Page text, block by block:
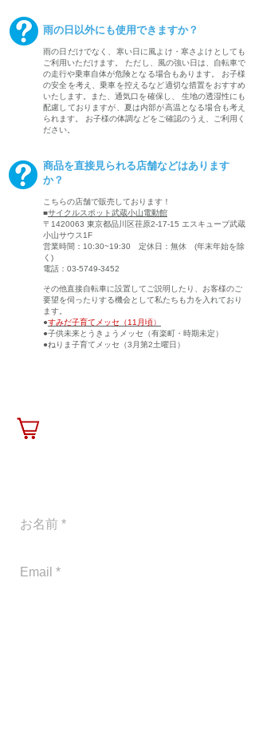
雨の日以外にも使用できますか？
雨の日だけでなく、寒い日に風よけ・寒さよけとしても
ご利用いただけます。 ただし、風の強い日は、自転車で
の走行や乗車自体が危険となる場合もあります。 お子様
の安全を考え、乗車を控えるなど適切な措置をおすすめ
いたします。また、通気口を確保し、 生地の透湿性にも
配慮しておりますが、夏は内部が高温となる場合も考え
られます。 お子様の体調などをご確認のうえ、ご利用く
ださい。
商品を直接見られる店舗などはあります
か？
こちらの店舗で販売しております！
■サイクルスポット武蔵小山電動館
〒1420063 東京都品川区荏原2-17-15 エスキューブ武蔵
小山サウス1F
営業時間：10:30~19:30 定休日：無休 (年末年始を除
く)
電話：03-5749-3452
その他直接自転車に設置してご説明したり、お客様のご
要望を伺ったりする機会として私たちも力を入れており
ます。
●すみだ子育てメッセ（11月頃）
●子供未来とうきょうメッセ（有楽町・時期未定）
●ねりま子育てメッセ（3月第2土曜日）